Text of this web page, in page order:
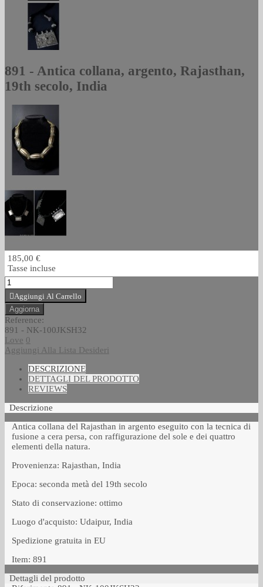
891 - Antica collana, argento, Rajasthan,
19th secolo, India
185,00 €
Tasse incluse
Aggiungi Al Carrello
Reference:
891 - NK-100JKSH32
Love 0
Aggiungi Alla Lista Desideri
DESCRIZIONE
DETTAGLI DEL PRODOTTO
REVIEWS
Descrizione
Antica collana del Rajasthan in argento eseguito con la tecnica di
fusione a cera persa, con raffigurazione del sole e dei quattro
elementi della natura.
Provenienza: Rajasthan, India
Epoca: seconda metà del 19th secolo
Stato di conservazione: ottimo
Luogo d'acquisto: Udaipur, India
Spedizione gratuita in EU
Item: 891
Dettagli del prodotto